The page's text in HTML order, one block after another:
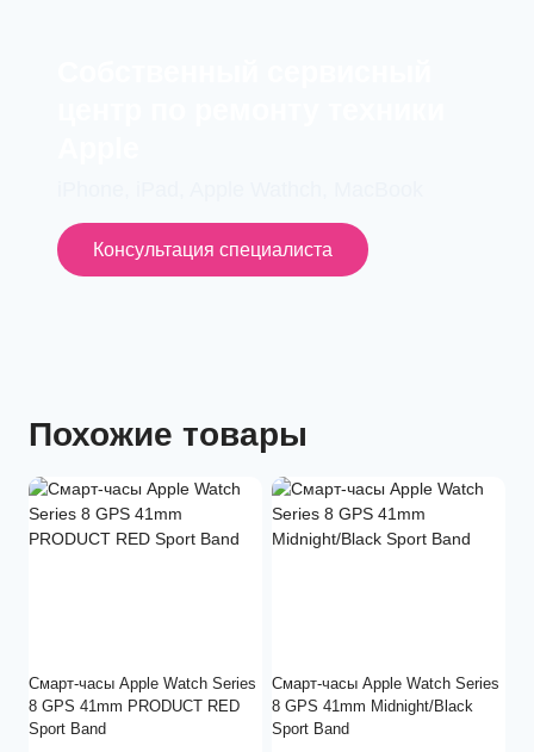
Консультация специалиста
Похожие товары
Смарт-часы Apple Watch Series
8 GPS 41mm PRODUCT RED
Sport Band
Смарт-часы Apple Watch Series
8 GPS 41mm Midnight/Black
Sport Band